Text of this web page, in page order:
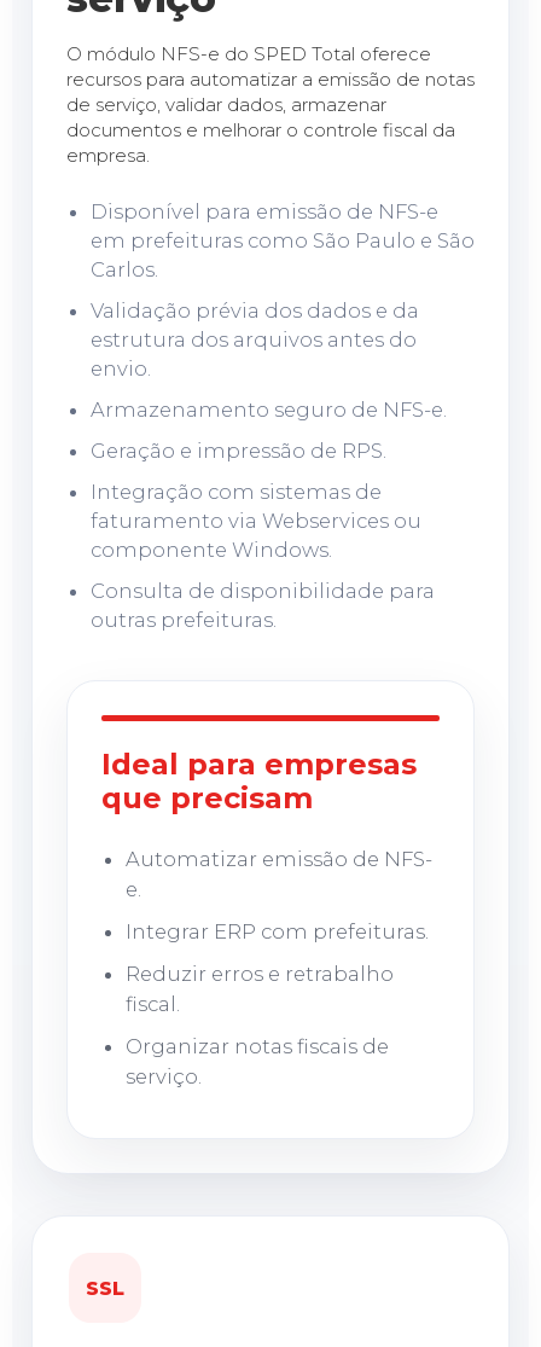
O módulo NFS-e do SPED Total oferece
recursos para automatizar a emissão de notas
de serviço, validar dados, armazenar
documentos e melhorar o controle fiscal da
empresa.
Disponível para emissão de NFS-e
em prefeituras como São Paulo e São
Carlos.
Validação prévia dos dados e da
estrutura dos arquivos antes do
envio.
Armazenamento seguro de NFS-e.
Geração e impressão de RPS.
Integração com sistemas de
faturamento via Webservices ou
componente Windows.
Consulta de disponibilidade para
outras prefeituras.
Ideal para empresas
que precisam
Automatizar emissão de NFS-
e.
Integrar ERP com prefeituras.
Reduzir erros e retrabalho
fiscal.
Organizar notas fiscais de
serviço.
SSL